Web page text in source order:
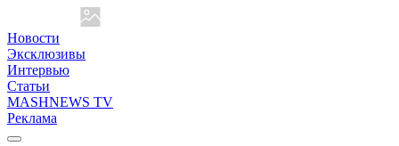
Новости
Эксклюзивы
Интервью
Статьи
MASHNEWS TV
Реклама